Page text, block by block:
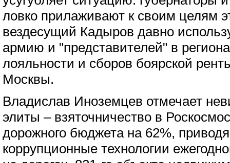
ловко прилаживают к своим целям
вездесущий Кадыров давно
армию и "представителей" в
лояльности и сборов боярской
Москвы.
Владислав Иноземцев отмечает
элиты – взяточничество в
дорожного бюджета на 62%,
коррупционные технологии